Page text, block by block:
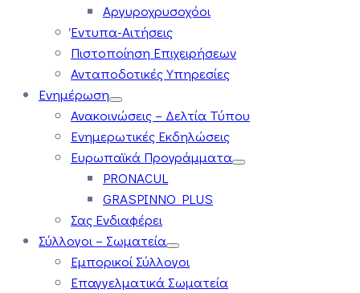
Αργυροχρυσοχόοι
Έντυπα-Αιτήσεις
Πιστοποίηση Επιχειρήσεων
Ανταποδοτικές Υπηρεσίες
Ενημέρωση
Ανακοινώσεις – Δελτία Τύπου
Ενημερωτικές Εκδηλώσεις
Ευρωπαϊκά Προγράμματα
PRONACUL
GRASPINNO PLUS
Σας Ενδιαφέρει
Σύλλογοι – Σωματεία
Εμπορικοί Σύλλογοι
Επαγγελματικά Σωματεία